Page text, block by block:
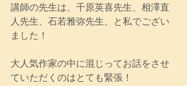
講師の先生は、千原英喜先生、相澤直
人先生、石若雅弥先生、と私でござい
ました！
大人気作家の中に混じってお話をさせ
ていただくのはとても緊張！